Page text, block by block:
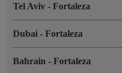
Tel Aviv - Fortaleza
Dubai - Fortaleza
Bahrain - Fortaleza